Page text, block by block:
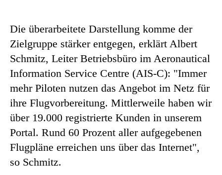
Die überarbeitete Darstellung komme der
Zielgruppe stärker entgegen, erklärt Albert
Schmitz, Leiter Betriebsbüro im Aeronautical
Information Service Centre (AIS-C): "Immer
mehr Piloten nutzen das Angebot im Netz für
ihre Flugvorbereitung. Mittlerweile haben wir
über 19.000 registrierte Kunden in unserem
Portal. Rund 60 Prozent aller aufgegebenen
Flugpläne erreichen uns über das Internet",
so Schmitz.